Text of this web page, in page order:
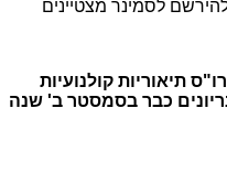
לסמינר מצטיינים
תיאוריות קולנועיות
כבר בסמסטר ב' שנה